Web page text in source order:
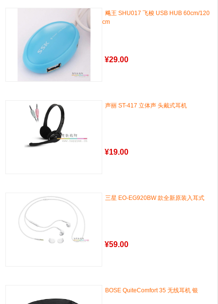
飚王 SHU017 飞梭 USB HUB 60cm/120
cm
¥29.00
声丽 ST-417 立体声 头戴式耳机
¥19.00
三星 EO-EG920BW 款全新原装入耳式
¥59.00
BOSE QuiteComfort 35 无线耳机 银